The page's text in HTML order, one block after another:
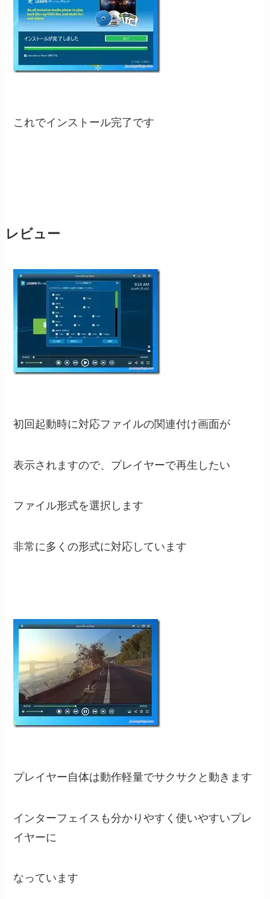
これでインストール完了です
レビュー
初回起動時に対応ファイルの関連付け画面が
表示されますので、プレイヤーで再生したい
ファイル形式を選択します
非常に多くの形式に対応しています
プレイヤー自体は動作軽量でサクサクと動きます
インターフェイスも分かりやすく使いやすいプレ
イヤーに
なっています